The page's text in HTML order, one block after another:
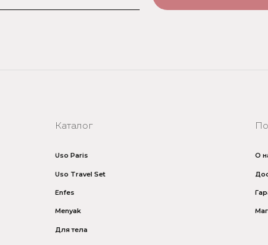
Uso Travel Set Доставка и оплата